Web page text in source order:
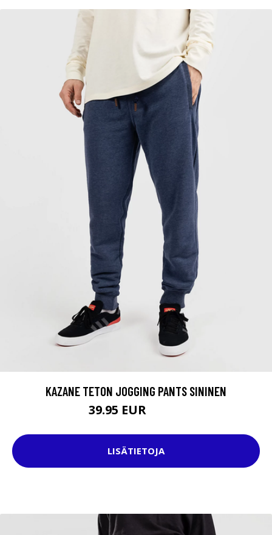
KAZANE TETON JOGGING PANTS SININEN
39.95 EUR
LISÄTIETOJA